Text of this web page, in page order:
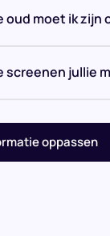
oud moet ik zijn
screenen jullie
oppassen